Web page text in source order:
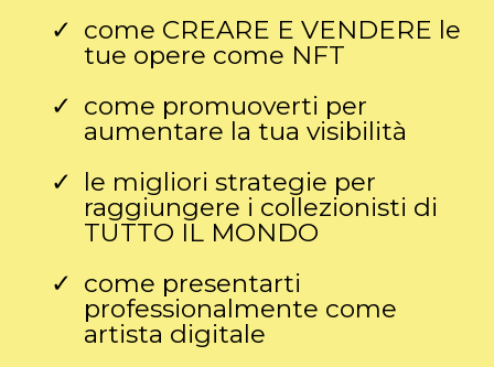
come CREARE E VENDERE le
tue opere come NFT
come promuoverti per
aumentare la tua visibilità
le migliori strategie per
raggiungere i collezionisti di
TUTTO IL MONDO
come presentarti
professionalmente come
artista digitale